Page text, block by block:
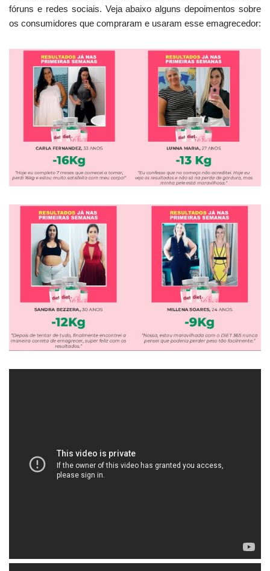
fóruns e redes sociais. Veja abaixo alguns depoimentos sobre
os consumidores que compraram e usaram esse emagrecedor: